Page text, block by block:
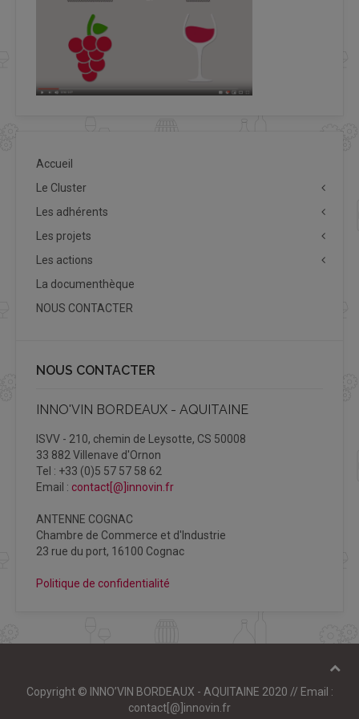
Accueil
Le Cluster
Les adhérents
Les projets
Les actions
La documenthèque
NOUS CONTACTER
NOUS CONTACTER
INNO'VIN BORDEAUX - AQUITAINE
ISVV - 210, chemin de Leysotte, CS 50008
33 882 Villenave d'Ornon
Tel : +33 (0)5 57 57 58 62
Email : contact[@]innovin.fr
ANTENNE COGNAC
Chambre de Commerce et d'Industrie
23 rue du port, 16100 Cognac
Politique de confidentialité
Copyright © INNO’VIN BORDEAUX - AQUITAINE 2020 // Email :
contact[@]innovin.fr